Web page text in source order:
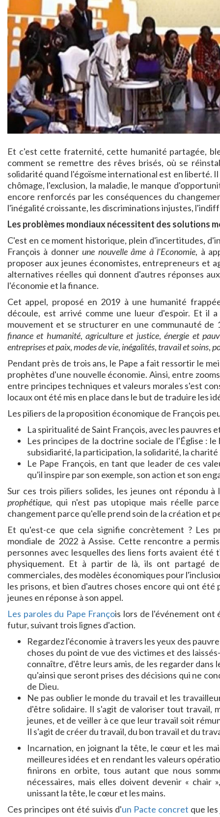
Et c'est cette fraternité, cette humanité partagée,
comment se remettre des rêves brisés, où se
solidarité quand l'égoïsme international est en liberté.
chômage, l'exclusion, la maladie, le manque
encore renforcés par les conséquences du
l'inégalité croissante, les discriminations injustes,
Les problèmes mondiaux nécessitent des solutions
C'est en ce moment historique, plein d'incertitudes,
François à donnerune nouvelle âme à l'Economie, à
proposer aux jeunes économistes, entrepreneurs et
alternatives réelles qui donnent d'autres réponses
l'économie et la finance.
Cet appel, proposé en 2019 à une humanité
découle, est arrivé comme une lueur d'espoir. Et il
mouvement et se structurer en une communauté de
finance et humanité,agriculture et justice,énergie et
entreprises et paix,modes de vie, inégalités, travail et soins,
Pendant près de trois ans, le Pape a fait ressortir le
prophètes d'une nouvelle économie. Ainsi, entre
entre principes techniques et valeurs morales s'est
locaux ont été mis en place dans le but de traduire les
Les piliers de la proposition économique de François
La spiritualité de Saint François, avec les pauvres
Les principes de la doctrine sociale de l'Église :
subsidiarité, la participation, la solidarité, la charité
Le Pape François, en tant que leader de ces
qu'il inspire par son exemple, son action et son
Sur ces trois piliers solides, les jeunes ont répondu
prophétique, qui n'est pas utopique mais réelle
changement parce qu'elle prend soin de la création et
Et qu'est-ce que cela signifie concrètement ? Les
mondiale de 2022 à Assise. Cette rencontre a
personnes avec lesquelles des liens forts avaient été
physiquement. Et à partir de là, ils ont partagé
commerciales, des modèles économiques pour
les prisons, et bien d'autres choses encore qui ont
jeunes en réponse à son appel.
Les paroles du Pape François lors de l'événement ont
futur, suivant trois lignes d'action.
Regardez l'économie à travers les yeux des
choses du point de vue des victimes et des
connaître, d'être leurs amis, de les regarder dans
qu'ainsi que seront prises des décisions qui ne
de Dieu.
Ne pas oublier le monde du travail et les
d'être solidaire. Il s'agit de valoriser tout travail,
jeunes, et de veiller à ce que leur travail soit
Il s'agit de créer du travail, du bon travail et du
Incarnation, en joignant la tête, le cœur et les
meilleures idées et en rendant les valeurs
finirons en orbite, tous autant que nous
nécessaires, mais elles doivent devenir « chair
unissant la tête, le cœur et les mains.
Ces principes ont été suivis d'un Pacte concret que